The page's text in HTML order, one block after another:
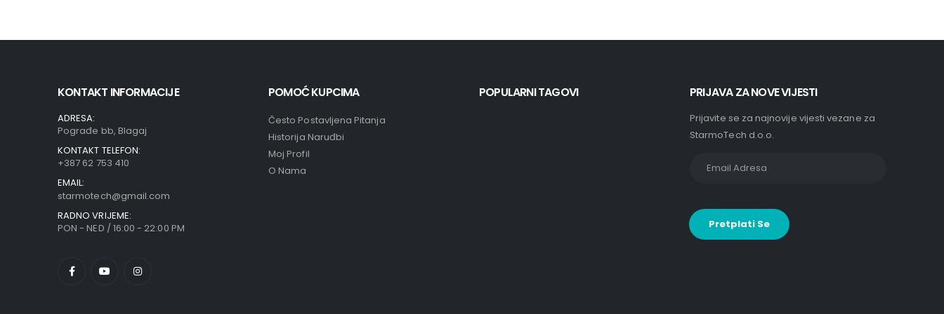
KONTAKT INFORMACIJE
ADRESA:
Pograđe bb, Blagaj
KONTAKT TELEFON:
+387 62 753 410
EMAIL:
starmotech@gmail.com
RADNO VRIJEME:
PON - NED / 16:00 - 22:00 PM
POMOĆ KUPCIMA
Često Postavljena Pitanja
Historija Naruđbi
Moj Profil
O Nama
POPULARNI TAGOVI PRIJAVA ZA NOVE VIJESTI
Prijavite se za najnovije vijesti vezane za
StarmoTech d.o.o.